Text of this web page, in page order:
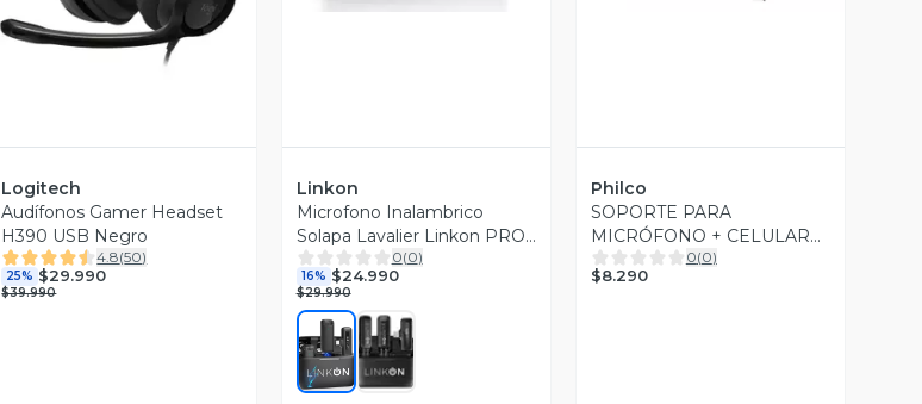
Logitech
Audífonos Gamer Headset
H390 USB Negro
4.8(50)
25% $29.990
$39.990
Linkon
Microfono Inalambrico
Solapa Lavalier Linkon PRO
+ Estuche
0(0)
16% $24.990
$29.990
Philco
SOPORTE PARA
MICRÓFONO + CELULAR
STREAMING PHILCO
0(0)
$8.290